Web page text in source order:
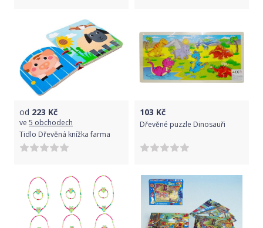
od 223 Kč
ve 5 obchodech
Tidlo Dřevěná knížka farma
103 Kč
Dřevěné puzzle Dinosauři